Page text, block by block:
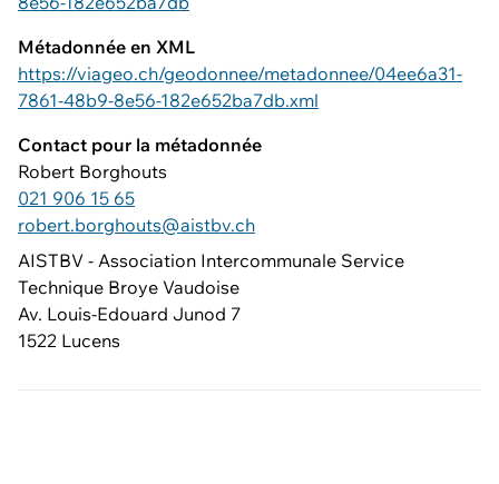
Métadonnée en XML
https://viageo.ch/geodonnee/metadonnee/04ee6a31-
7861-48b9-8e56-182e652ba7db.xml
Contact pour la métadonnée
Robert Borghouts
021 906 15 65
robert.borghouts@aistbv.ch
AISTBV - Association Intercommunale Service
Technique Broye Vaudoise
Av. Louis-Edouard Junod 7
1522 Lucens